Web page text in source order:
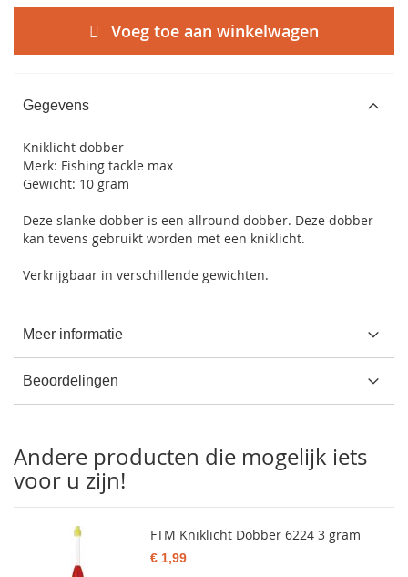
Voeg toe aan winkelwagen
Gegevens
Kniklicht dobber
Merk: Fishing tackle max
Gewicht: 10 gram
Deze slanke dobber is een allround dobber. Deze dobber
kan tevens gebruikt worden met een kniklicht.
Verkrijgbaar in verschillende gewichten.
Meer informatie
Beoordelingen
Andere producten die mogelijk iets
voor u zijn!
FTM Kniklicht Dobber 6224 3 gram
€ 1,99